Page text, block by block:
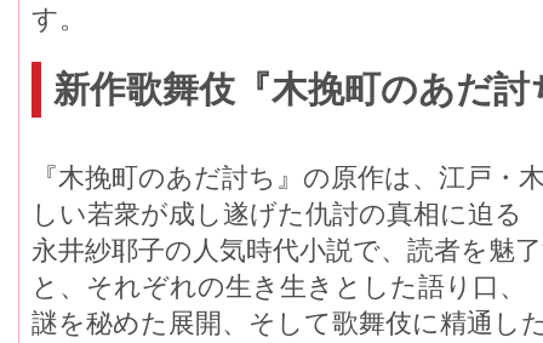
す。
新作歌舞伎『木挽町のあだ討
『木挽町のあだ討ち』の原作は、江戸・
しい若衆が成し遂げた仇討の真相に迫る
永井紗耶子の人気時代小説で、読者を魅
と、それぞれの生き生きとした語り口、
謎を秘めた展開、そして歌舞伎に精通し